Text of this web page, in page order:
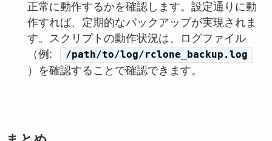
正常に動作するかを確認します。設定通りに動
作すれば、定期的なバックアップが実現されま
す。スクリプトの動作状況は、ログファイル
（例:
/path/to/log/rclone_backup.log
）を確認することで確認できます。